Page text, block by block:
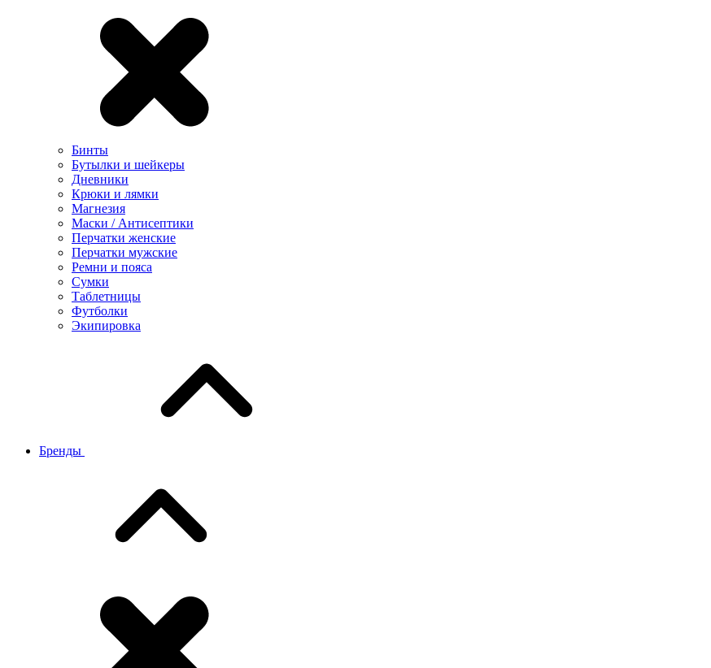
Бинты
Бутылки и шейкеры
Дневники
Крюки и лямки
Магнезия
Маски / Антисептики
Перчатки женские
Перчатки мужские
Ремни и пояса
Сумки
Таблетницы
Футболки
Экипировка
Бренды